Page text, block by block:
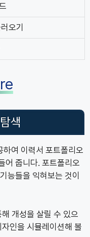
오기
색
여 이력서 포트폴리오
어 줍니다. 포트폴리오
능들을 익혀보는 것이
개성을 살릴 수 있으
인을 시뮬레이션해 볼